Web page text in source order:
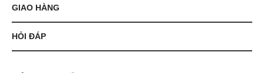
GIAO HÀNG
HỎI ĐÁP